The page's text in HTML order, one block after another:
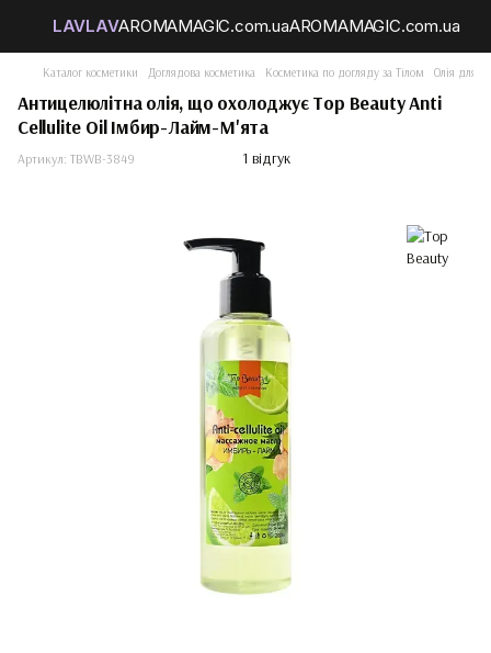
Каталог косметики Доглядова косметика Косметика по догляду за Тілом Олія для
Антицелюлітна олія, що охолоджує Top Beauty Anti
Cellulite Oil Імбир-Лайм-М'ята
Артикул: TBWB-3849 1 відгук